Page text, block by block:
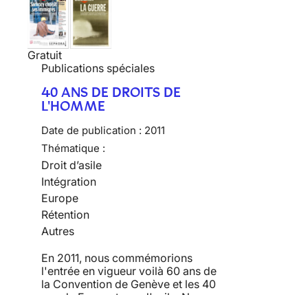
Gratuit
Publications spéciales
40 ANS DE DROITS DE
L'HOMME
Date de publication : 2011
Thématique :
Droit d’asile
Intégration
Europe
Rétention
Autres
En 2011, nous commémorions
l'entrée en vigueur voilà 60 ans de
la Convention de Genève et les 40